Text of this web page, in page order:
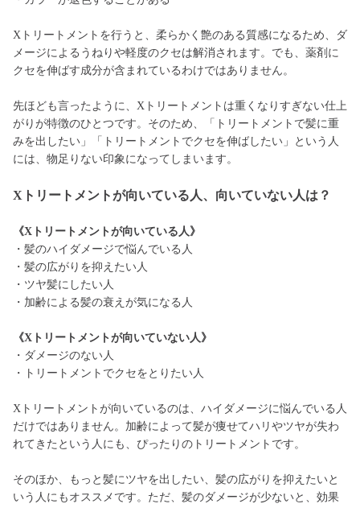
Xトリートメントを行うと、柔らかく艶のある質感になるため、ダ
メージによるうねりや軽度のクセは解消されます。でも、薬剤に
クセを伸ばす成分が含まれているわけではありません。
先ほども言ったように、Xトリートメントは重くなりすぎない仕上
がりが特徴のひとつです。そのため、「トリートメントで髪に重
みを出したい」「トリートメントでクセを伸ばしたい」という人
には、物足りない印象になってしまいます。
Xトリートメントが向いている人、向いていない人は？
《Xトリートメントが向いている人》
・髪のハイダメージで悩んでいる人
・髪の広がりを抑えたい人
・ツヤ髪にしたい人
・加齢による髪の衰えが気になる人
《Xトリートメントが向いていない人》
・ダメージのない人
・トリートメントでクセをとりたい人
Xトリートメントが向いているのは、ハイダメージに悩んでいる人
だけではありません。加齢によって髪が痩せてハリやツヤが失わ
れてきたという人にも、ぴったりのトリートメントです。
そのほか、もっと髪にツヤを出したい、髪の広がりを抑えたいと
いう人にもオススメです。ただ、髪のダメージが少ないと、効果